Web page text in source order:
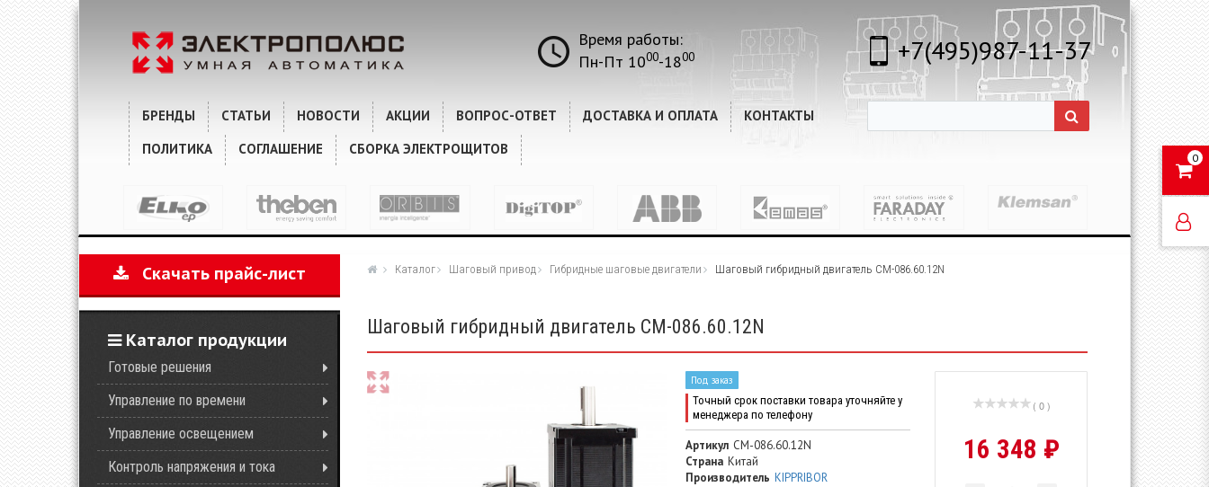
0
Время работы:
Пн-Пт 1000-1800 +7(495)987-11-37
БРЕНДЫ СТАТЬИ НОВОСТИ АКЦИИ ВОПРОС-ОТВЕТ ДОСТАВКА И ОПЛАТА
КОНТАКТЫ
ПОЛИТИКА
СОГЛАШЕНИЕ СБОРКА ЭЛЕКТРОЩИТОВ
Скачать прайс-лист
Каталог продукции
Готовые решения
Управление по времени
Управление освещением
Контроль напряжения и тока
Каталог Шаговый привод Гибридные шаговые двигатели Шаговый гибридный двигатель CM-086.60.12N
Шаговый гибридный двигатель CM-086.60.12N
( 0 )
16 348 ₽
Под заказ
Точный срок поставки товара уточняйте у
менеджера по телефону
Артикул CM-086.60.12N
Страна Китай
Производитель KIPPRIBOR